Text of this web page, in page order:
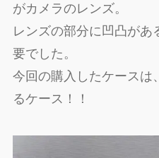
がカメラのレンズ。
レンズの部分に凹凸があ
要でした。
今回の購入したケースは
るケース！！